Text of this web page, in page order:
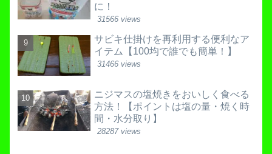
に！
31566 views
サビキ仕掛けを再利用する便利なア
イテム【100均で誰でも簡単！】
31466 views
ニジマスの塩焼きをおいしく食べる
方法！【ポイントは塩の量・焼く時
間・水分取り】
28287 views